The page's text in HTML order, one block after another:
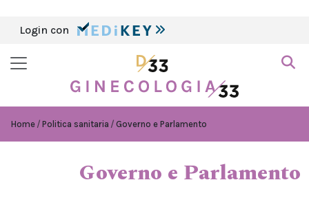
Login con
Home Politica sanitaria Governo e Parlamento
Governo e Parlamento